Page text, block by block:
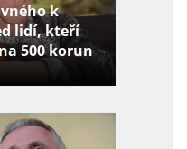
k
lidí, kteří
500 korun